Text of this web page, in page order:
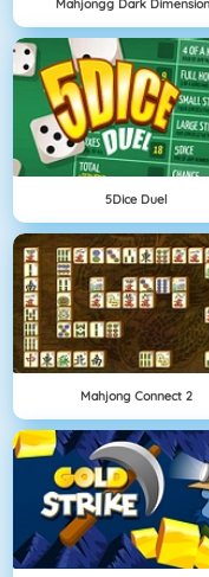
5Dice Duel
Mahjong Connect 2